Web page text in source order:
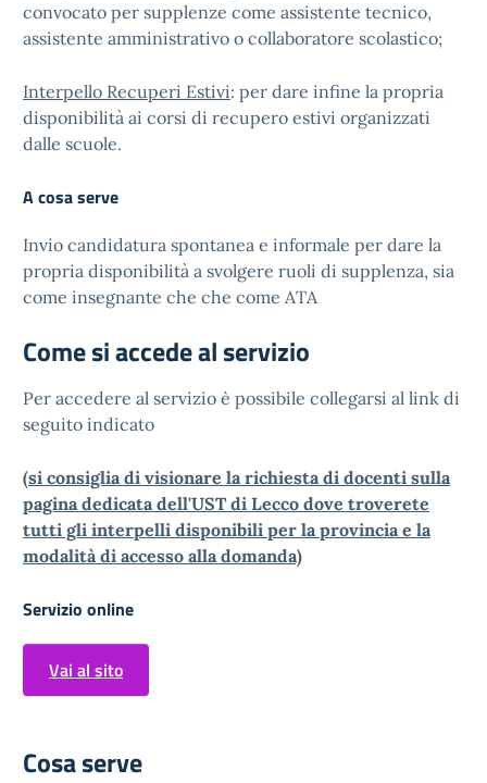
convocato per supplenze come assistente tecnico,
assistente amministrativo o collaboratore scolastico;
Interpello Recuperi Estivi: per dare infine la propria
disponibilità ai corsi di recupero estivi organizzati
dalle scuole.
A cosa serve
Invio candidatura spontanea e informale per dare la
propria disponibilità a svolgere ruoli di supplenza, sia
come insegnante che che come ATA
Come si accede al servizio
Per accedere al servizio è possibile collegarsi al link di
seguito indicato
(si consiglia di visionare la richiesta di docenti sulla
pagina dedicata dell'UST di Lecco dove troverete
tutti gli interpelli disponibili per la provincia e la
modalità di accesso alla domanda)
Servizio online
Vai al sito
Cosa serve